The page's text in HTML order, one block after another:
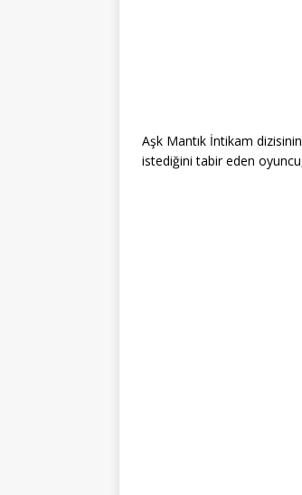
Aşk Mantık İntikam
istediğini tabir eden